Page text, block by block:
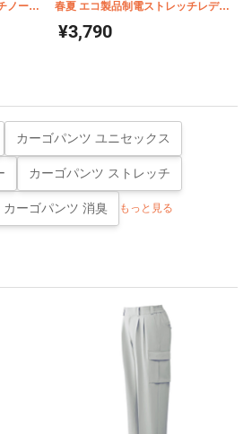
ノータ
春夏 エコ製品制電ストレッチレディ
¥3,790
カーゴパンツ ユニセックス
カーゴパンツ ストレッチ
カーゴパンツ 消臭 もっと見る